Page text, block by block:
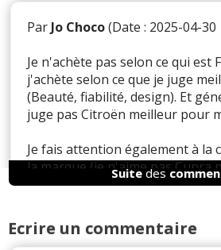
Par Jo Choco(Date : 2025-04-30
Je n'achète pas selon ce qui est
j'achète selon ce que je juge
(Beauté, fiabilité, design). Et
juge pas Citroën meilleur pour
Je fais attention également à la
la marque (je n'aime pas Cupra
me semble progressiste ce
Suitedes
Ecrire un commentaire